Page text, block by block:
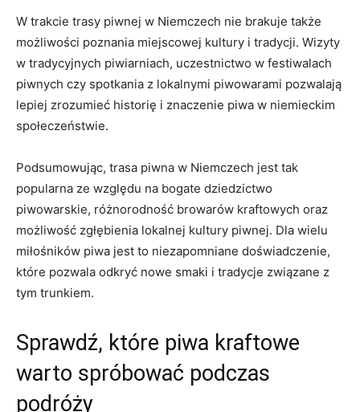
W trakcie ‌trasy piwnej w ⁤Niemczech nie brakuje także
możliwości poznania miejscowej kultury i tradycji. Wizyty
w tradycyjnych piwiarniach, uczestnictwo w festiwalach
piwnych czy spotkania z lokalnymi piwowarami pozwalają⁤
lepiej zrozumieć historię i znaczenie piwa w ⁢niemieckim
społeczeństwie.
Podsumowując, trasa piwna ‌w Niemczech jest tak
popularna ze względu na bogate dziedzictwo
piwowarskie, różnorodność browarów kraftowych oraz
możliwość zgłębienia lokalnej kultury piwnej. Dla⁣ wielu
miłośników piwa jest to niezapomniane⁣ doświadczenie,
które pozwala odkryć ⁤nowe smaki i tradycje ⁣związane z‌
tym trunkiem.
Sprawdź, ‍które⁢ piwa ​kraftowe
warto spróbować⁤ podczas
podróży